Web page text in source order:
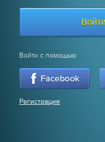
Войти с помощью
Регистрация